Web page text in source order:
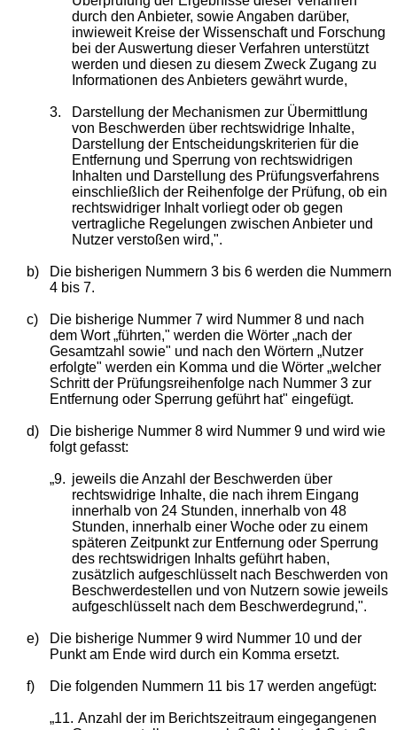
durch den Anbieter, sowie Angaben darüber,
inwieweit Kreise der Wissenschaft und Forschung
bei der Auswertung dieser Verfahren unterstützt
werden und diesen zu diesem Zweck Zugang zu
Informationen des Anbieters gewährt wurde,
3.
Darstellung der Mechanismen zur Übermittlung
von Beschwerden über rechtswidrige Inhalte,
Darstellung der Entscheidungskriterien für die
Entfernung und Sperrung von rechtswidrigen
Inhalten und Darstellung des Prüfungsverfahrens
einschließlich der Reihenfolge der Prüfung, ob ein
rechtswidriger Inhalt vorliegt oder ob gegen
vertragliche Regelungen zwischen Anbieter und
Nutzer verstoßen wird,".
b)
Die bisherigen Nummern 3 bis 6 werden die Nummern
4 bis 7.
c)
Die bisherige Nummer 7 wird Nummer 8 und nach
dem Wort „führten," werden die Wörter „nach der
Gesamtzahl sowie" und nach den Wörtern „Nutzer
erfolgte" werden ein Komma und die Wörter „welcher
Schritt der Prüfungsreihenfolge nach Nummer 3 zur
Entfernung oder Sperrung geführt hat" eingefügt.
d)
Die bisherige Nummer 8 wird Nummer 9 und wird wie
folgt gefasst:
„9. jeweils die Anzahl der Beschwerden über
rechtswidrige Inhalte, die nach ihrem Eingang
innerhalb von 24 Stunden, innerhalb von 48
Stunden, innerhalb einer Woche oder zu einem
späteren Zeitpunkt zur Entfernung oder Sperrung
des rechtswidrigen Inhalts geführt haben,
zusätzlich aufgeschlüsselt nach Beschwerden von
Beschwerdestellen und von Nutzern sowie jeweils
aufgeschlüsselt nach dem Beschwerdegrund,".
e)
Die bisherige Nummer 9 wird Nummer 10 und der
Punkt am Ende wird durch ein Komma ersetzt.
f) Die folgenden Nummern 11 bis 17 werden angefügt:
„11. Anzahl der im Berichtszeitraum eingegangenen